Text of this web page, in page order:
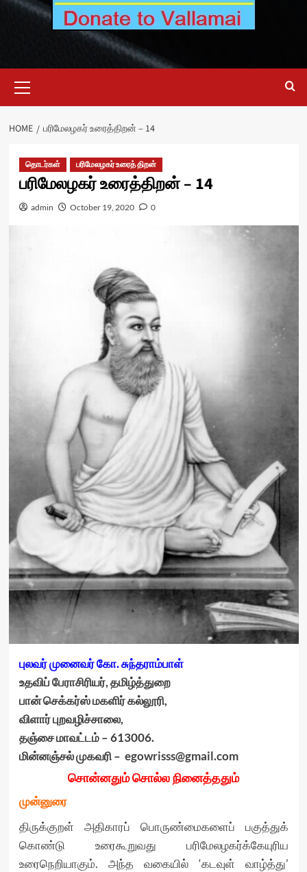
Menu
HOME பரிமேலழகர் உரைத்திறன் – 14
தொடர்கள் பரிமேலழகர் உரைத் திறன்
பரிமேலழகர் உரைத்திறன் – 14
admin October 19, 2020 0
புலவர் முனைவர் கோ. சுந்தராம்பாள்
உதவிப் பேராசிரியர், தமிழ்த்துறை
பான் செக்கர்ஸ் மகளிர் கல்லூரி,
விளார் புறவழிச்சாலை,
தஞ்சை மாவட்டம் – 613006.
மின்னஞ்சல் முகவரி – egowrisss@gmail.com
சொன்னதும் சொல்ல நினைத்ததும்
முன்னுரை
திருக்குறள் அதிகாரப் பொருண்மைகளைப் பகுத்துக்
கொண்டு உரைகூறுவது பரிமேலழகர்க்கேயுரிய
உரைநெறியாகும். அந்த வகையில் ‘கடவுள் வாழ்த்து’